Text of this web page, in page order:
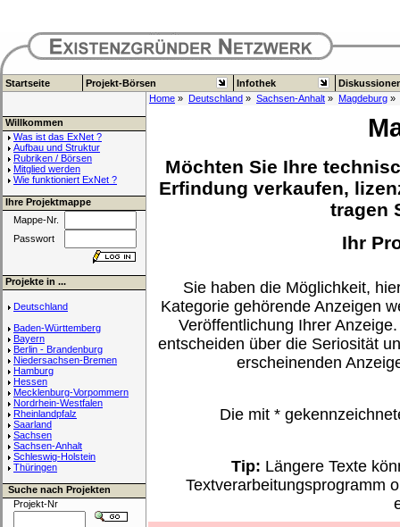
Startseite Projekt-Börsen Infothek
Home » Deutschland » Sachsen-Anhalt » Magdeburg »
Willkommen
Was ist das ExNet ?
Aufbau und Struktur
Rubriken / Börsen
Mitglied werden
Wie funktioniert ExNet ?
Ihre Projektmappe
Mappe-Nr.
Passwort
Projekte in ...
Deutschland
Baden-Württemberg
Bayern
Berlin - Brandenburg
Niedersachsen-Bremen
Hamburg
Hessen
Mecklenburg-Vorpommern
Nordrhein-Westfalen
Rheinlandpfalz
Saarland
Sachsen
Sachsen-Anhalt
Schleswig-Holstein
Thüringen
Suche nach Projekten
Projekt-Nr
Möchten Sie Ihre
Erfindung verkaufen,
tragen
Ihr
Sie haben die Möglichkeit,
Kategorie gehörende Anzeigen
Veröffentlichung Ihrer
entscheiden über die Seriosität
erscheinenden
Die mit *
Tip: Längere Texte
Textverarbeitungsprogramm